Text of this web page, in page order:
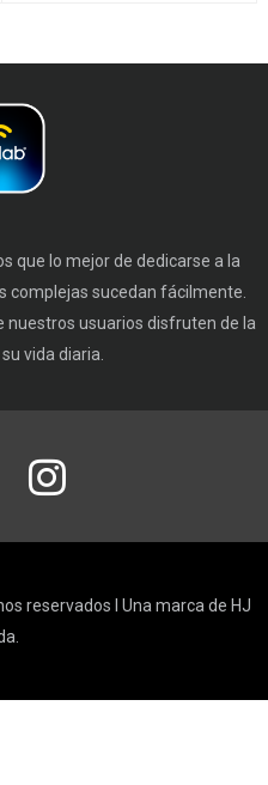
que lo mejor de dedicarse a la
complejas sucedan fácilmente.
nuestros usuarios disfruten de la
vida diaria.
reservados I Una marca de HJ